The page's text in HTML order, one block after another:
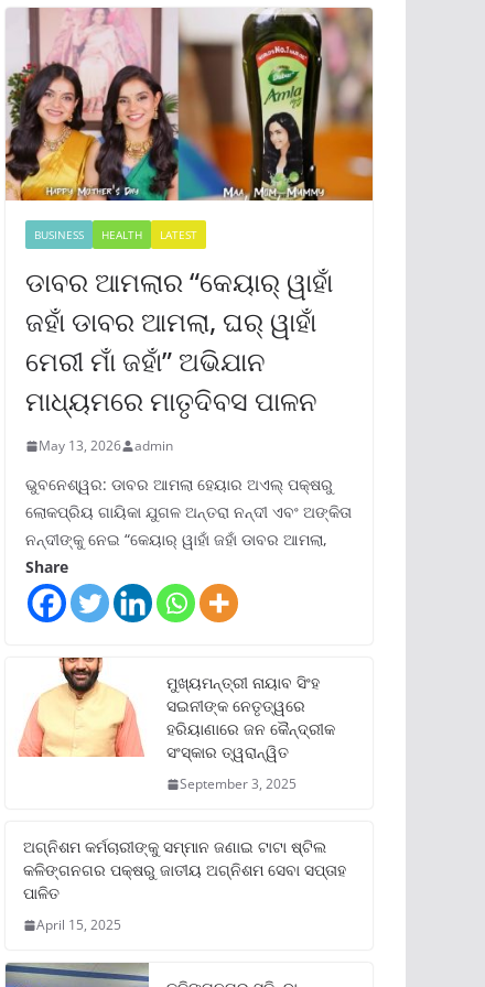
BUSINESS HEALTH LATEST
ଡାବର ଆମଲାର “କେୟାର୍ ୱାହାଁ
ଜହାଁ ଡାବର ଆମଲା, ଘର୍ ୱାହାଁ
ମେରୀ ମାଁ ଜହାଁ” ଅଭିଯାନ
ମାଧ୍ୟମରେ ମାତୃଦିବସ ପାଳନ
May 13, 2026 admin
ଭୁବନେଶ୍ୱର: ଡାବର ଆମଲା ହେୟାର ଅଏଲ୍ ପକ୍ଷରୁ
ଲୋକପ୍ରିୟ ଗାୟିକା ଯୁଗଳ ଅନ୍ତରା ନନ୍ଦୀ ଏବଂ ଅଙ୍କିତା
ନନ୍ଦୀଙ୍କୁ ନେଇ “କେୟାର୍ ୱାହାଁ ଜହାଁ ଡାବର ଆମଲା,
Share
ମୁଖ୍ୟମନ୍ତ୍ରୀ ନାୟାବ ସିଂହ
ସଇନୀଙ୍କ ନେତୃତ୍ୱରେ
ହରିୟାଣାରେ ଜନ କୈନ୍ଦ୍ରୀକ
ସଂସ୍କାର ତ୍ୱରାନ୍ୱିତ
September 3, 2025
ଅଗ୍ନିଶମ କର୍ମଚାରୀଙ୍କୁ ସମ୍ମାନ ଜଣାଇ ଟାଟା ଷ୍ଟିଲ
କଳିଙ୍ଗନଗର ପକ୍ଷରୁ ଜାତୀୟ ଅଗ୍ନିଶମ ସେବା ସପ୍ତାହ
ପାଳିତ
April 15, 2025